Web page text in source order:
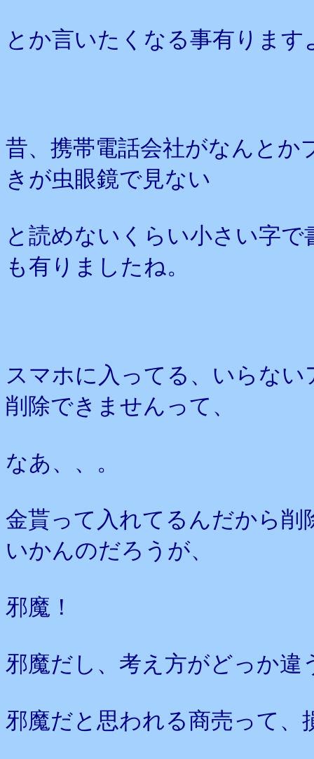
とか言いたくなる事有ります
昔、携帯電話会社がなんとか
きが虫眼鏡で見ない
と読めないくらい小さい字
も有りましたね。
スマホに入ってる、いらな
削除できませんって、
なあ、、。
金貰って入れてるんだから
いかんのだろうが、
邪魔！
邪魔だし、考え方がどっか違
邪魔だと思われる商売って、